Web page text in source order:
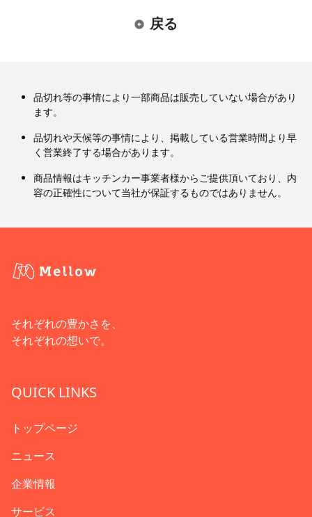
戻る
品切れ等の事情により一部商品は販売していない場合があり
ます。
品切れや天候等の事情により、掲載している営業時間より早
く営業終了する場合があります。
商品情報はキッチンカー事業者様からご提供頂いており、内
容の正確性について当社が保証するものではありません。
それぞれの豊かさを、
それぞれの想いで。
QUICK LINKS
トップページ
ニュース
企業情報
サービス